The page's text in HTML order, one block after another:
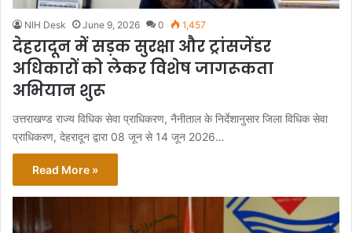
NIH Desk June 9, 2026 0 1,457
देहरादून में सड़क सुरक्षा और ट्रांसजेंडर
अधिकारों को लेकर विशेष जागरूकता
अभियान शुरू
उत्तराखण्ड राज्य विधिक सेवा प्राधिकरण, नैनीताल के निर्देशानुसार जिला विधिक सेवा
प्राधिकरण, देहरादून द्वारा 08 जून से 14 जून 2026…
Read More »